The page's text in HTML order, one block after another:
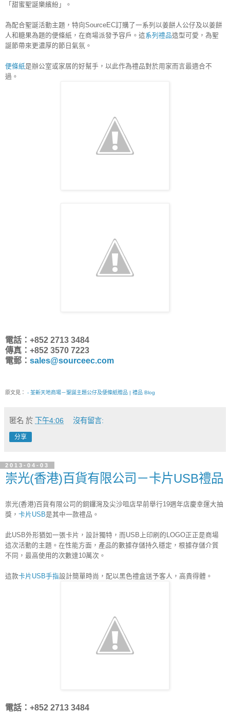
「甜蜜聖誕樂繽紛」。
為配合聖誕活動主題，特向SourceEC訂購了一系列以姜餅人公仔及以姜餅
人和糖果為題的便條紙，在商場派發予容戶。這系列禮品造型可愛，為聖
誕節帶來更濃厚的節日氣氛。
便條紙是辦公室或家居的好幫手，以此作為禮品對於用家而言最適合不
過。
電話：+852 2713 3484
傳真：+852 3570 7223
電郵： sales@sourceec.com
原文見： - 荃新天地商場－聖誕主題公仔及便條紙贈品 | 禮品 Blog
匿名 於 下午4:06 沒有留言:
分享
2013-04-03
崇光(香港)百貨有限公司－卡片USB禮品
崇光(香港)百貨有限公司的銅鑼灣及尖沙咀店早前舉行19週年店慶幸運大抽
獎， 卡片USB是其中一款禮品。
此USB外形猶如一張卡片，設計獨特，而USB上印刷的LOGO正正是商場
這次活動的主題。在性能方面，產品的數據存儲持久穩定，根據存儲介質
不同，最高使用的次數達10萬次。
這款卡片USB手指設計簡單時尚，配以黑色禮盒送予客人，高貴得體。
電話：+852 2713 3484